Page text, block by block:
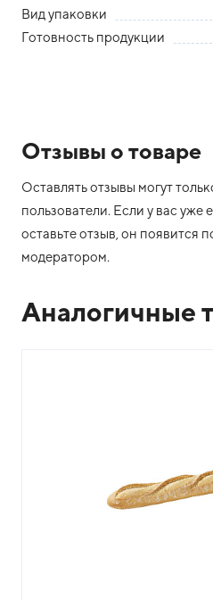
Вид упаковки
Готовность продукции
Отзывы о товаре
Оставлять отзывы могут
пользователи. Если у вас уже
оставьте отзыв, он появится
модератором.
Аналогичные